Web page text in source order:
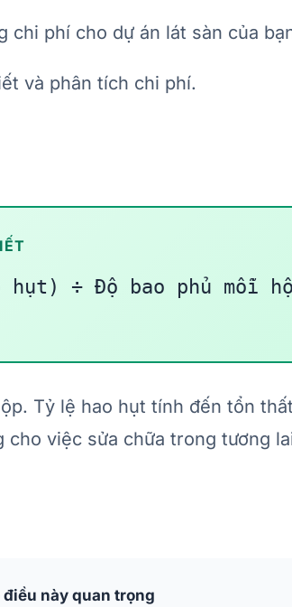
phí cho dự án lát sàn của
và phân tích chi phí.
÷ Độ bao phủ mỗi
Tỷ lệ hao hụt tính đến tổn
việc sửa chữa trong tương
điều này quan trọng